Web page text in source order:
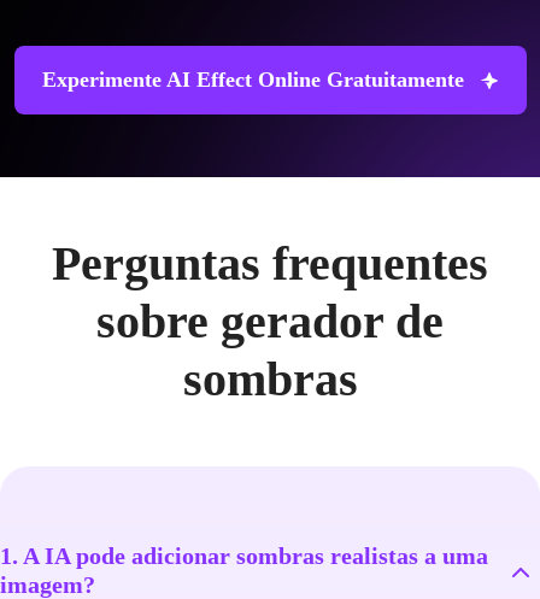
Experimente AI Effect Online Gratuitamente
Perguntas frequentes
sobre gerador de
sombras
1. A IA pode adicionar sombras realistas a uma
imagem?